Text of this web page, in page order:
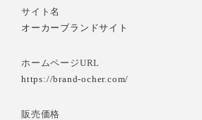
サイト名
オーカーブランドサイト
ホームページURL
https://brand-ocher.com/
販売価格